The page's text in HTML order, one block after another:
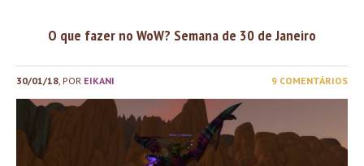
O que fazer no WoW? Semana de 30 de Janeiro
30/01/18 , POR EIKANI 9 COMENTÁRIOS